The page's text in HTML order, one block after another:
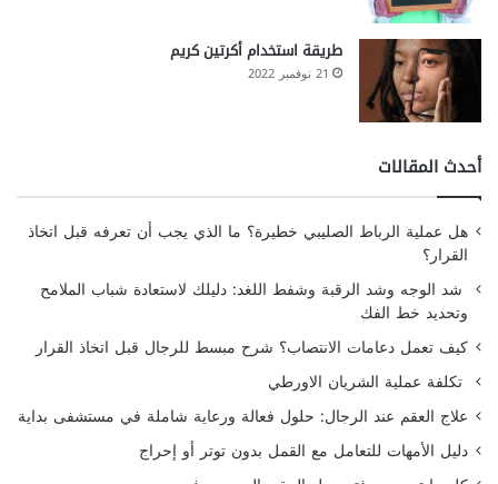
طريقة استخدام أكرتين كريم
21 نوفمبر 2022
أحدث المقالات
هل عملية الرباط الصليبي خطيرة؟ ما الذي يجب أن تعرفه قبل اتخاذ
القرار؟
شد الوجه وشد الرقبة وشفط اللغد: دليلك لاستعادة شباب الملامح
وتحديد خط الفك
كيف تعمل دعامات الانتصاب؟ شرح مبسط للرجال قبل اتخاذ القرار
تكلفة عملية الشريان الاورطي
علاج العقم عند الرجال: حلول فعالة ورعاية شاملة في مستشفى بداية
دليل الأمهات للتعامل مع القمل بدون توتر أو إحراج